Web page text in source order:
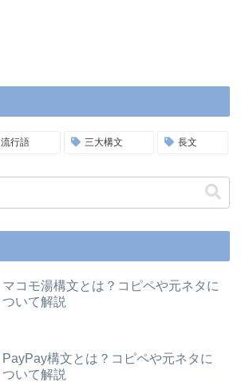
流行語 三大構文 長文
マコモ湯構文とは？コピペや元ネタに
ついて解説
PayPay構文とは？コピペや元ネタに
ついて解説